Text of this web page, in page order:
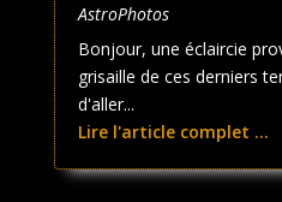
AstroPhotos
Bonjour, une éclaircie
grisaille de ces derniers
d'aller...
Lire l'article complet ...